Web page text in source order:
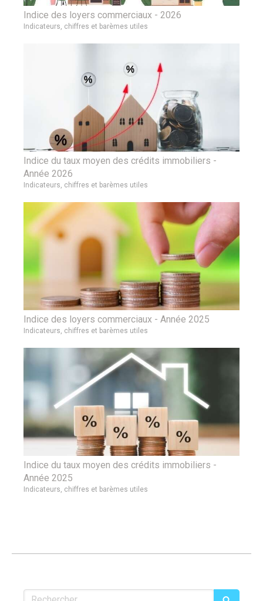
Indice des loyers commerciaux - 2026
Indicateurs, chiffres et barèmes utiles
Indice du taux moyen des crédits immobiliers -
Année 2026
Indicateurs, chiffres et barèmes utiles
Indice des loyers commerciaux - Année 2025
Indicateurs, chiffres et barèmes utiles
Indice du taux moyen des crédits immobiliers -
Année 2025
Indicateurs, chiffres et barèmes utiles
Rechercher